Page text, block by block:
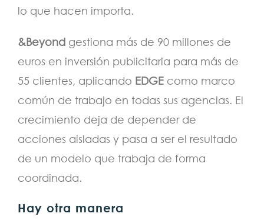
lo que hacen importa.
&Beyond gestiona más de 90 millones de
euros en inversión publicitaria para más de
55 clientes, aplicando EDGE como marco
común de trabajo en todas sus agencias. El
crecimiento deja de depender de
acciones aisladas y pasa a ser el resultado
de un modelo que trabaja de forma
coordinada.
Hay otra manera